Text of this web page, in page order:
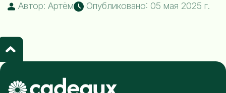
Автор: Артём Опубликовано: 05 мая 2025 г.